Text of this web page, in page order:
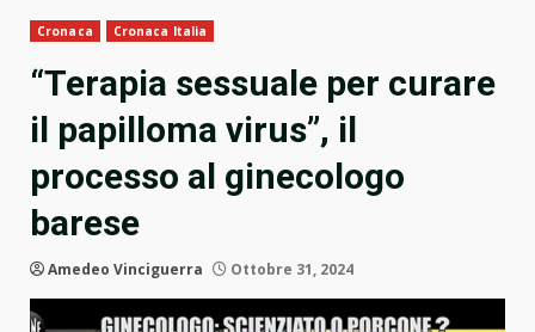
Cronaca Cronaca Italia
“Terapia sessuale per curare
il papilloma virus”, il
processo al ginecologo
barese
Amedeo Vinciguerra Ottobre 31, 2024